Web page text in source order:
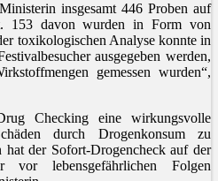
insgesamt 446 Proben auf
153 davon wurden in Form von
toxikologischen Analyse konnte in
ausgegeben werden,
gemessen wurden“,
Checking eine wirkungsvolle
durch Drogenkonsum zu
hat der Sofort-Drogencheck auf der
vor lebensgefährlichen Folgen